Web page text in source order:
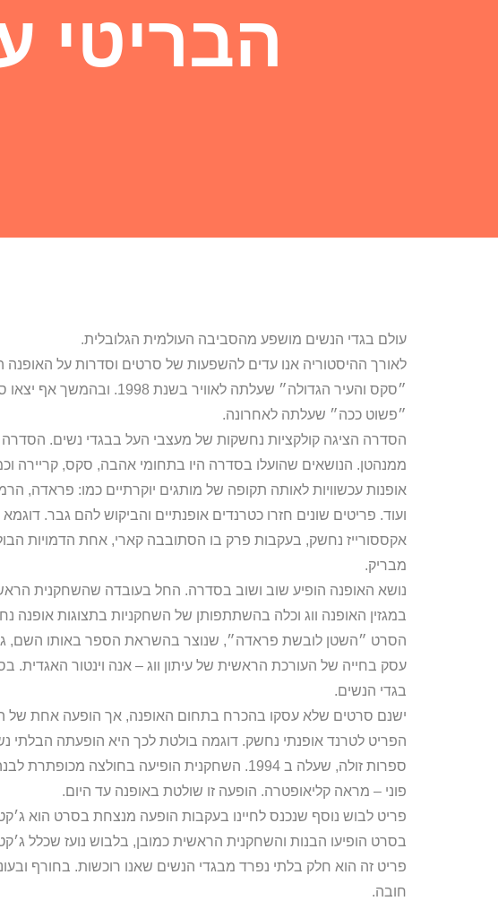
הבריטי
עולם בגדי הנשים מושפע מהסביבה העולמית הגלובלית.
לאורך ההיסטוריה אנו עדים להשפעות של סרטים וסדרות על
״סקס והעיר הגדולה״ שעלתה
״פשוט ככה״ שעלתה לאחרונה.
הסדרה הציגה קולקציות נחשקות של מעצבי העל בבגדי נשים.
ממנהטן. הנושאים שהועלו בסדרה היו בתחומי אהבה, סקס, קריירה
אופנות עכשוויות לאותה תקופה של מותגים יוקרתיים כמו: פראדה,
ועוד. פריטים שונים חזרו כטרנדים אופנתיים והביקוש להם גבר.
אקססורייז נחשק, בעקבות פרק בו הסתובבה קארי, אחת הדמויות
מבריק.
נושא האופנה הופיע שוב ושוב בסדרה. החל בעובדה שהשחקנית
במגזין האופנה ווג וכלה בהשתתפותן של השחקניות בתצוגות אופנה
הסרט ״השטן לובשת פראדה״, שנוצר בהשראת הספר באותו השם,
עסק בחייה של העורכת הראשית של עיתון ווג – אנה וינטור האגדית.
בגדי הנשים.
ישנם סרטים שלא עסקו בהכרח בתחום האופנה, אך הופעה אחת
הפריט לטרנד אופנתי נחשק. דוגמה בולטת לכך היא הופעתה
ספרות זולה, שעלה ב 1994. השחקנית הופיעה
פוני – מראה קליאופטרה. הופעה זו שולטת באופנה עד היום.
בסרט הופיעו הבנות והשחקנית הראשית כמובן, בלבוש נועז שכלל
פריט זה הוא חלק בלתי נפרד מבגדי הנשים שאנו רוכשות. בחורף
חובה.